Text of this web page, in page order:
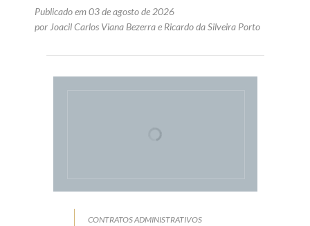
Publicado em 03 de agosto de 2026
por Joacil Carlos Viana Bezerrae Ricardo da Silveira Porto
CONTRATOS ADMINISTRATIVOS